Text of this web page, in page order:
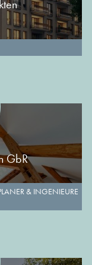
GbR
& INGENIEURE